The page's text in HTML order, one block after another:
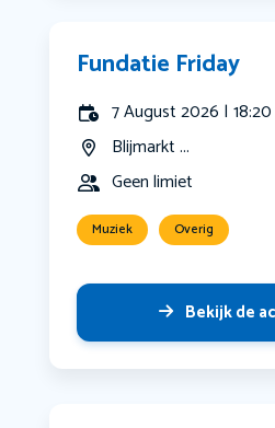
Fundatie Friday
7 August 2026 | 18:20
Blijmarkt ...
Geen limiet
Muziek Overig
Bekijk de